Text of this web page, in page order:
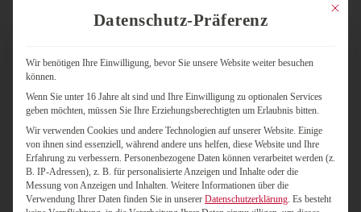
Webinar erfahren Sie, wie wir Wahlvorstände
Schnittstellenprobleme vermeiden.
direkt selbst aus und stellen Sie Ihre Fragen live. Freuen
Abwicklung einer hybriden Wahl, technische
Hintergründe und ein Format, das Theorie und
Anwendung miteinander verbindet. Handy
bereithalten – es wird interaktiv!
Mit
Datenschutz-Präferenz
Wir benötigen Ihre Einwilligung, bevor Sie unsere Website weiter besuchen
können.
Wenn Sie unter 16 Jahre alt sind und Ihre Einwilligung zu optionalen Services
geben möchten, müssen Sie Ihre Erziehungsberechtigten um Erlaubnis bitten.
Wir verwenden Cookies und andere Technologien auf unserer Website. Einige
von ihnen sind essenziell, während andere uns helfen, diese Website und Ihre
Erfahrung zu verbessern. Personenbezogene Daten können verarbeitet werden (z.
B. IP-Adressen), z. B. für personalisierte Anzeigen und Inhalte oder die
Messung von Anzeigen und Inhalten. Weitere Informationen über die
Verwendung Ihrer Daten finden Sie in unserer Datenschutzerklärung Es besteht